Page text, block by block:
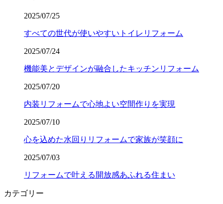
2025/07/25
すべての世代が使いやすいトイレリフォーム
2025/07/24
機能美とデザインが融合したキッチンリフォーム
2025/07/20
内装リフォームで心地よい空間作りを実現
2025/07/10
心を込めた水回りリフォームで家族が笑顔に
2025/07/03
リフォームで叶える開放感あふれる住まい
カテゴリー